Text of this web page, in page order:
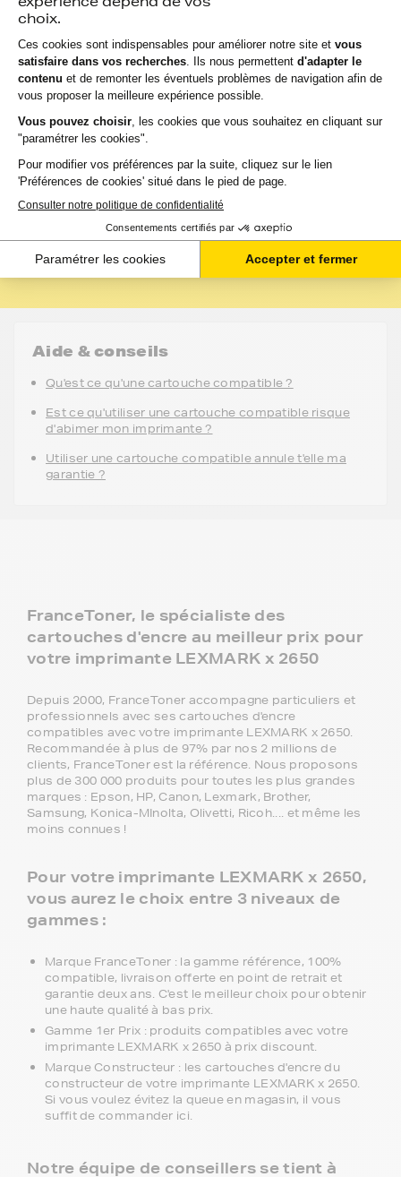
Vous pourriez économiser jusqu'à -50% avec les
cartouches, rubans et accessoires compatibles
France Toner.
Toutes nos cartouches d'encre FranceToner sont
100% compatibles avec votre imprimante,
sélectionnées pour la qualité de l'encre et garanties
2 ans. 80% de nos clients choisissent ces
cartouches.
J'en profite
Aide & conseils
Qu'est ce qu'une cartouche compatible ?
Est ce qu'utiliser une cartouche compatible risque
d'abimer mon imprimante ?
Utiliser une cartouche compatible annule t'elle ma
garantie ?
FranceToner, le spécialiste des
cartouches d'encre au meilleur prix pour
votre imprimante LEXMARK x 2650
Depuis 2000, FranceToner accompagne particuliers et
professionnels avec ses cartouches d'encre
compatibles avec votre imprimante LEXMARK x 2650.
Recommandée à plus de 97% par nos 2 millions de
clients, FranceToner est la référence. Nous proposons
plus de 300 000 produits pour toutes les plus grandes
marques : Epson, HP, Canon, Lexmark, Brother,
Samsung, Konica-MInolta, Olivetti, Ricoh.... et même les
moins connues !
Pour votre imprimante LEXMARK x 2650,
vous aurez le choix entre 3 niveaux de
gammes :
Marque FranceToner : la gamme référence, 100%
compatible, livraison offerte en point de retrait et
garantie deux ans. C'est le meilleur choix pour obtenir
une haute qualité à bas prix.
Gamme 1er Prix : produits compatibles avec votre
imprimante LEXMARK x 2650 à prix discount.
Marque Constructeur : les cartouches d'encre du
constructeur de votre imprimante LEXMARK x 2650.
Si vous voulez évitez la queue en magasin, il vous
suffit de commander ici.
Notre équipe de conseillers se tient à